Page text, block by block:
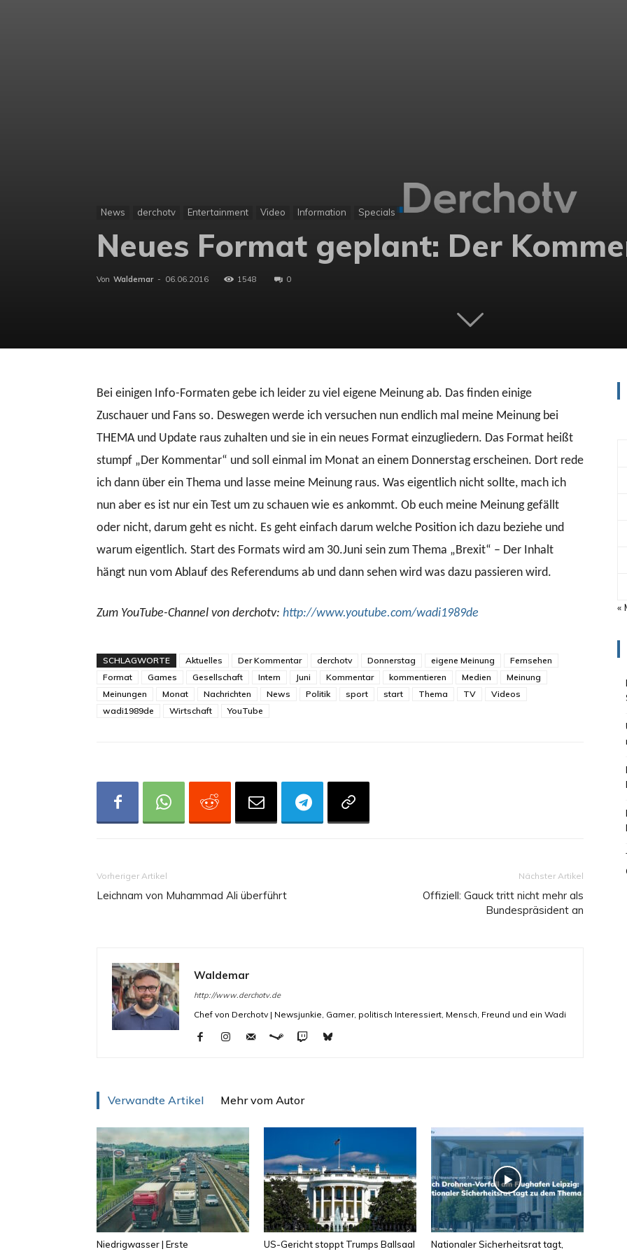
News derchotv Entertainment Video Information Specials
Neues Format geplant: Der
Von Waldemar - 06.06.2016 1548 0
Bei einigen Info-Formaten gebe ich leider zu viel eigene Meinung ab. Das finden einige
Zuschauer und Fans so. Deswegen werde ich versuchen nun endlich mal meine Meinung bei
THEMA und Update raus zuhalten und sie in ein neues Format einzugliedern. Das Format heißt
stumpf „Der Kommentar“ und soll einmal im Monat an einem Donnerstag erscheinen. Dort rede
ich dann über ein Thema und lasse meine Meinung raus. Was eigentlich nicht sollte, mach ich
nun aber es ist nur ein Test um zu schauen wie es ankommt. Ob euch meine Meinung gefällt
oder nicht, darum geht es nicht. Es geht einfach darum welche Position ich dazu beziehe und
warum eigentlich. Start des Formats wird am 30.Juni sein zum Thema „Brexit“ – Der Inhalt
hängt nun vom Ablauf des Referendums ab und dann sehen wird was dazu passieren wird.
Zum YouTube-Channel von derchotv: http://www.youtube.com/wadi1989de
SCHLAGWORTE Aktuelles Der Kommentar derchotv Donnerstag eigene Meinung
Fernsehen
Format
Games Gesellschaft Intern Juni Kommentar kommentieren Medien
Meinung
Meinungen
Monat Nachrichten News Politik sport start Thema TV
Videos
wadi1989de
Wirtschaft YouTube
Vorheriger Artikel
Leichnam von Muhammad Ali überführt
Nächster Artikel
Offiziell: Gauck tritt nicht mehr als
Bundespräsident an
Waldemar
http://www.derchotv.de
Chef von Derchotv | Newsjunkie, Gamer, politisch Interessiert, Mensch, Freund und ein Wadi
Verwandte Artikel Mehr vom Autor
Niedrigwasser | Erste
US-Gericht stoppt Trumps Ballsaal
Nationaler Sicherheitsrat tagt,
«